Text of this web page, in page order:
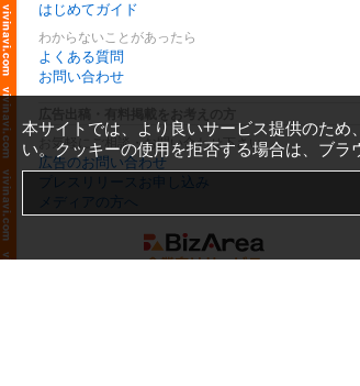
はじめてガイド
わからないことがあったら
よくある質問
お問い合わせ
お気軽にご相談・お問い合わせ下さい
広告のお問い合わせ
プレスリリースお申し込み
メディアの方へ
本サイトでは、より良いサービス提供のた
い。クッキーの使用を拒否する場合は、ブラ